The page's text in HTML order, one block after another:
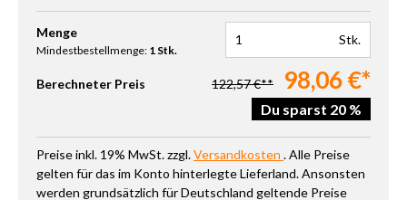
Produkt Anzahl: Gib den gewünschten Wert ein oder benutze
Menge
Mindestbestellmenge: 1 Stk.
Stk.
Berechneter Preis 122,57 €** 98,06 €*
Du sparst 20 %
Preise inkl. 19% MwSt. zzgl.Versandkosten . Alle Preise
gelten für das im Konto hinterlegte Lieferland. Ansonsten
werden grundsätzlich für Deutschland geltende Preise